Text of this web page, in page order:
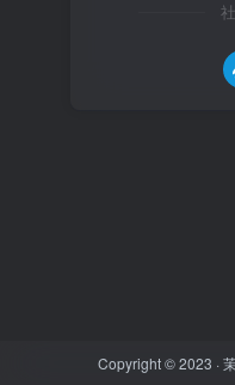
Copyright © 2023 ·